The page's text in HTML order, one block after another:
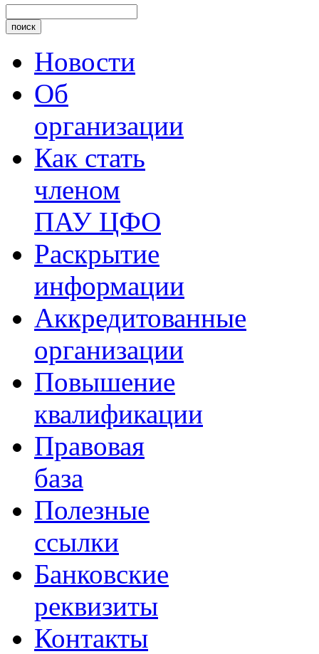
Новости
Об
организации
Как стать
членом
ПАУ ЦФО
Раскрытие
информации
Аккредитованные
организации
Повышение
квалификации
Правовая
база
Полезные
ссылки
Банковские
реквизиты
Контакты